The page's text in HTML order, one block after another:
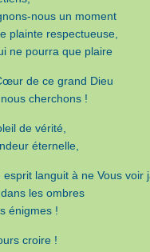
nous un moment
plainte respectueuse,
ne pourra que plaire
de ce grand Dieu
cherchons !
de vérité,
éternelle,
esprit languit à ne Vous voir
les ombres
énigmes !
croire !